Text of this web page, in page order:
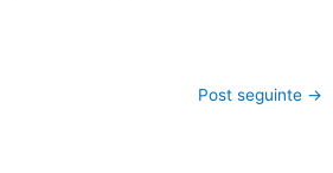
Post seguinte →